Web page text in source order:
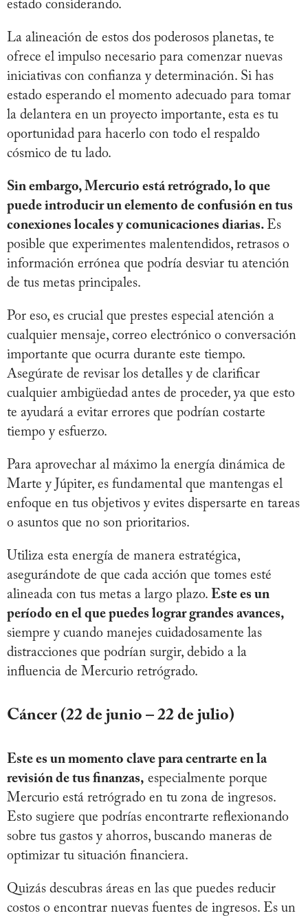
estado considerando.
La alineación de estos dos poderosos planetas, te
ofrece el impulso necesario para comenzar nuevas
iniciativas con confianza y determinación. Si has
estado esperando el momento adecuado para tomar
la delantera en un proyecto importante, esta es tu
oportunidad para hacerlo con todo el respaldo
cósmico de tu lado.
Sin embargo, Mercurio está retrógrado, lo que
puede introducir un elemento de confusión en tus
conexiones locales y comunicaciones diarias. Es
posible que experimentes malentendidos, retrasos o
información errónea que podría desviar tu atención
de tus metas principales.
Por eso, es crucial que prestes especial atención a
cualquier mensaje, correo electrónico o conversación
importante que ocurra durante este tiempo.
Asegúrate de revisar los detalles y de clarificar
cualquier ambigüedad antes de proceder, ya que esto
te ayudará a evitar errores que podrían costarte
tiempo y esfuerzo.
Para aprovechar al máximo la energía dinámica de
Marte y Júpiter, es fundamental que mantengas el
enfoque en tus objetivos y evites dispersarte en tareas
o asuntos que no son prioritarios.
Utiliza esta energía de manera estratégica,
asegurándote de que cada acción que tomes esté
alineada con tus metas a largo plazo. Este es un
período en el que puedes lograr grandes avances,
siempre y cuando manejes cuidadosamente las
distracciones que podrían surgir, debido a la
influencia de Mercurio retrógrado.
Cáncer (22 de junio – 22 de julio)
Este es un momento clave para centrarte en la
revisión de tus finanzas, especialmente porque
Mercurio está retrógrado en tu zona de ingresos.
Esto sugiere que podrías encontrarte reflexionando
sobre tus gastos y ahorros, buscando maneras de
optimizar tu situación financiera.
Quizás descubras áreas en las que puedes reducir
costos o encontrar nuevas fuentes de ingresos. Es un